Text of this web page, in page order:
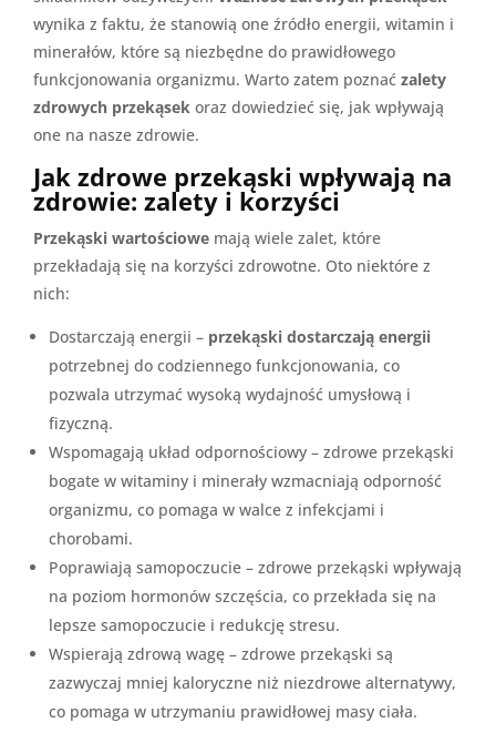
wynika z faktu, że stanowią one źródło energii, witamin i
minerałów, które są niezbędne do prawidłowego
funkcjonowania organizmu. Warto zatem poznać zalety
zdrowych przekąsek oraz dowiedzieć się, jak wpływają
one na nasze zdrowie.
Jak zdrowe przekąski wpływają na
zdrowie: zalety i korzyści
Przekąski wartościowe mają wiele zalet, które
przekładają się na korzyści zdrowotne. Oto niektóre z
nich:
Dostarczają energii – przekąski dostarczają energii
potrzebnej do codziennego funkcjonowania, co
pozwala utrzymać wysoką wydajność umysłową i
fizyczną.
Wspomagają układ odpornościowy – zdrowe przekąski
bogate w witaminy i minerały wzmacniają odporność
organizmu, co pomaga w walce z infekcjami i
chorobami.
Poprawiają samopoczucie – zdrowe przekąski wpływają
na poziom hormonów szczęścia, co przekłada się na
lepsze samopoczucie i redukcję stresu.
Wspierają zdrową wagę – zdrowe przekąski są
zazwyczaj mniej kaloryczne niż niezdrowe alternatywy,
co pomaga w utrzymaniu prawidłowej masy ciała.